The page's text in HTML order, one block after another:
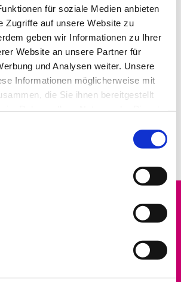
für soziale Medien anbieten
Zugriffe auf unsere Website zu
geben wir Informationen zu Ihrer
Website an unsere Partner für
und Analysen weiter. Unsere
Informationen möglicherweise mit
die Sie ihnen bereitgestellt